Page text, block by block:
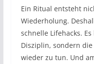
Ein Ritual entsteht
Wiederholung.
schnelle Lifehacks.
Disziplin, sondern
wieder zu tun. Und